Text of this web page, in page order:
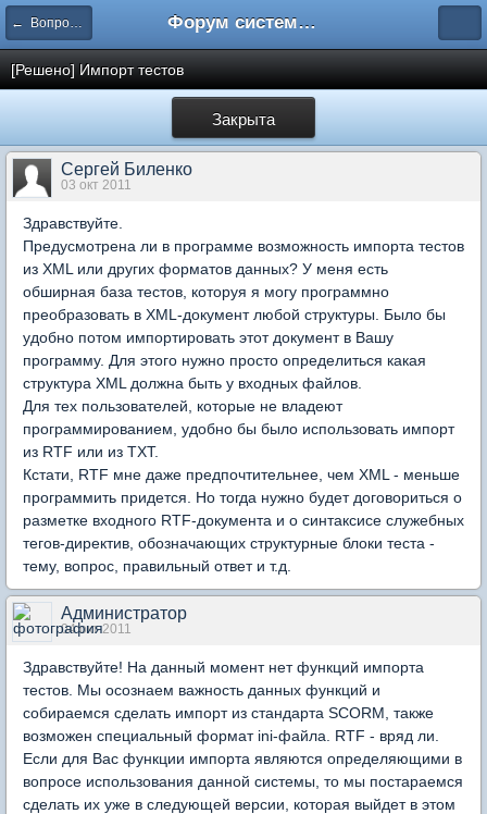
← Вопросы составления тестов Форум системы тестирования INDIGO
[Решено] Импорт тестов
Закрыта
Сергей Биленко
03 окт 2011
Здравствуйте.
Предусмотрена ли в программе возможность импорта тестов
из XML или других форматов данных? У меня есть
обширная база тестов, которуя я могу программно
преобразовать в XML-документ любой структуры. Было бы
удобно потом импортировать этот документ в Вашу
программу. Для этого нужно просто определиться какая
структура XML должна быть у входных файлов.
Для тех пользователей, которые не владеют
программированием, удобно бы было использовать импорт
из RTF или из TXT.
Кстати, RTF мне даже предпочтительнее, чем XML - меньше
программить придется. Но тогда нужно будет договориться о
разметке входного RTF-документа и о синтаксисе служебных
тегов-директив, обозначающих структурные блоки теста -
тему, вопрос, правильный ответ и т.д.
Администратор
04 окт 2011
Здравствуйте! На данный момент нет функций импорта
тестов. Мы осознаем важность данных функций и
собираемся сделать импорт из стандарта SCORM, также
возможен специальный формат ini-файла. RTF - вряд ли.
Если для Вас функции импорта являются определяющими в
вопросе использования данной системы, то мы постараемся
сделать их уже в следующей версии, которая выйдет в этом